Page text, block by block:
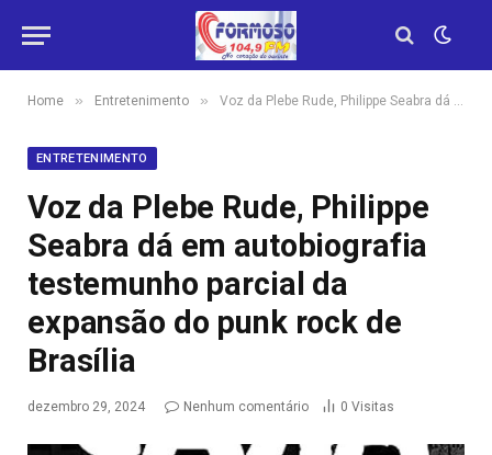
Home » Entretenimento » Voz da Plebe Rude, Philippe Seabra dá em autobiografia testemunho parcial da expansão do punk rock de Brasília
ENTRETENIMENTO
Voz da Plebe Rude, Philippe
Seabra dá em autobiografia
testemunho parcial da
expansão do punk rock de
Brasília
dezembro 29, 2024 Nenhum comentário 0 Visitas